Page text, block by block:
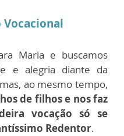
Vocacional
Maria e buscamos
e alegria diante da
ao mesmo tempo,
de filhos e nos faz
vocação só se
Redentor.